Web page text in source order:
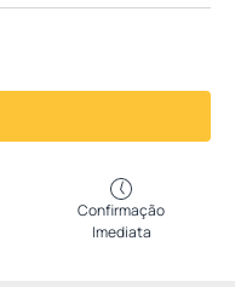
Confirmação
Imediata